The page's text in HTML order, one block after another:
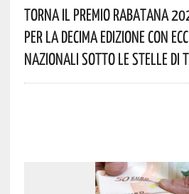
Torna Il Premio Rabatana
Per La Decima Edizione Con
Nazionali Sotto Le Stelle Di